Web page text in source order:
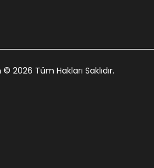
© 2026 Tüm Hakları Saklıdır.